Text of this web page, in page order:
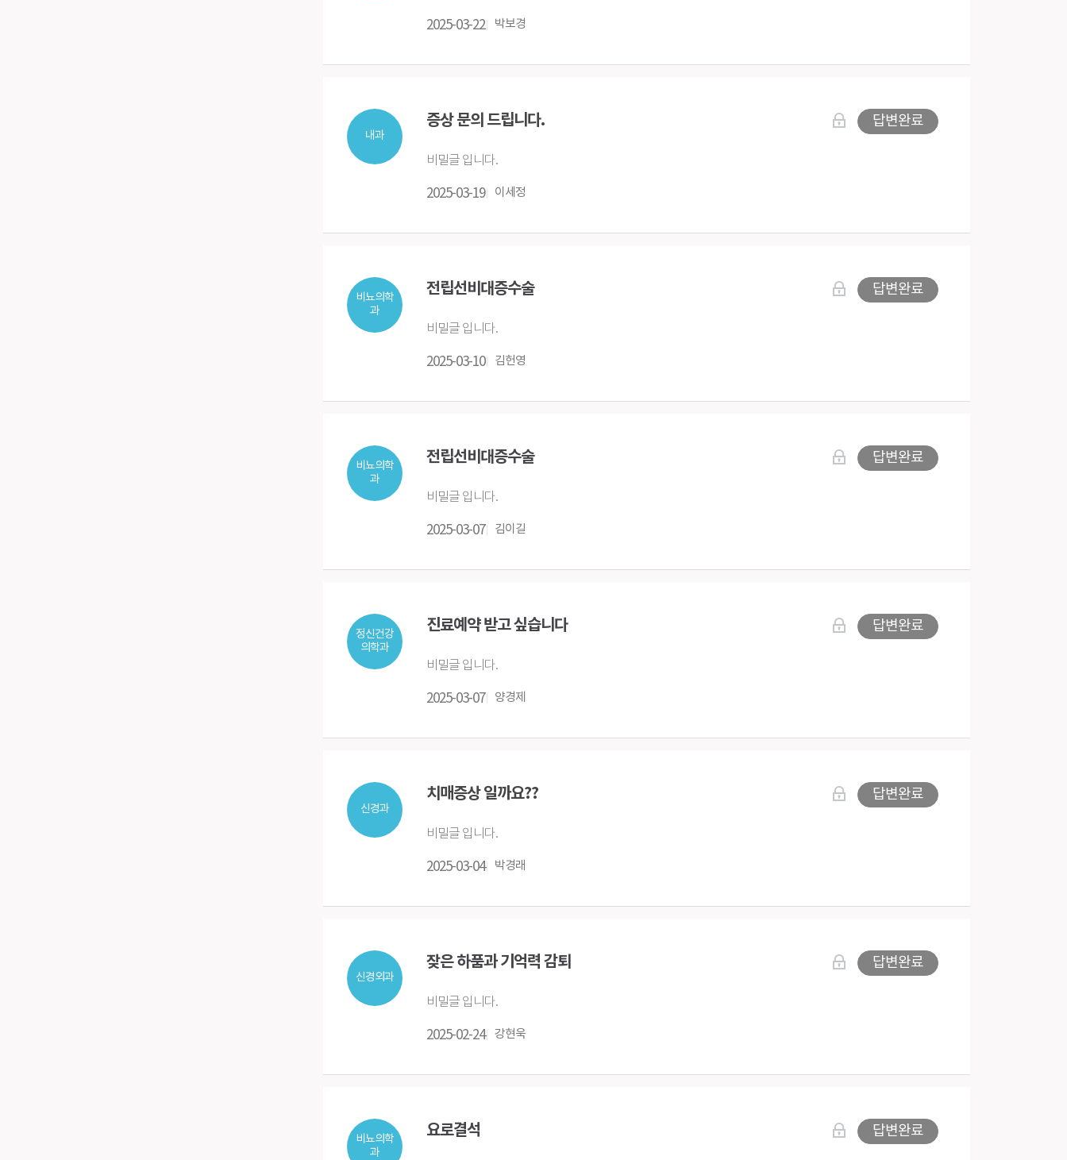
2025-03-22 박보경
내과
증상 문의 드립니다. 답변완료
비밀글 입니다.
2025-03-19 이세정
비뇨의학
과
전립선비대증수술 답변완료
비밀글 입니다.
2025-03-10 김헌영
비뇨의학
과
전립선비대증수술 답변완료
비밀글 입니다.
2025-03-07 김이길
정신건강
의학과
진료예약 받고 싶습니다 답변완료
비밀글 입니다.
2025-03-07 양경제
신경과
치매증상 일까요?? 답변완료
비밀글 입니다.
2025-03-04 박경래
신경외과
잦은 하품과 기억력 감퇴 답변완료
비밀글 입니다.
2025-02-24 강현욱
비뇨의학
과
요로결석 답변완료